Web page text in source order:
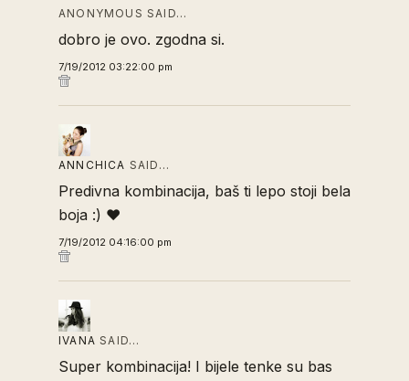
ANONYMOUS SAID…
dobro je ovo. zgodna si.
7/19/2012 03:22:00 pm
ANNCHICA SAID…
Predivna kombinacija, baš ti lepo stoji bela
boja :) ♥
7/19/2012 04:16:00 pm
IVANA SAID…
Super kombinacija! I bijele tenke su bas